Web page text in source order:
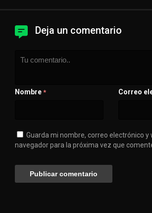
Deja un comentario
Nombre * Correo
Guarda mi nombre, correo electrónico y
navegador para la próxima vez que